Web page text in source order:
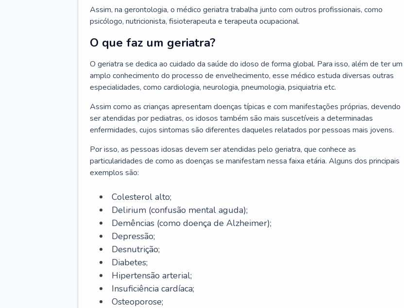
Assim, na gerontologia, o médico geriatra trabalha junto com outros profissionais, como
psicólogo, nutricionista, fisioterapeuta e terapeuta ocupacional.
O que faz um geriatra?
O geriatra se dedica ao cuidado da saúde do idoso de forma global. Para isso, além de ter um
amplo conhecimento do processo de envelhecimento, esse médico estuda diversas outras
especialidades, como cardiologia, neurologia, pneumologia, psiquiatria etc.
Assim como as crianças apresentam doenças típicas e com manifestações próprias, devendo
ser atendidas por pediatras, os idosos também são mais suscetíveis a determinadas
enfermidades, cujos sintomas são diferentes daqueles relatados por pessoas mais jovens.
Por isso, as pessoas idosas devem ser atendidas pelo geriatra, que conhece as
particularidades de como as doenças se manifestam nessa faixa etária. Alguns dos principais
exemplos são:
Colesterol alto;
Delirium (confusão mental aguda);
Demências (como doença de Alzheimer);
Depressão;
Desnutrição;
Diabetes;
Hipertensão arterial;
Insuficiência cardíaca;
Osteoporose;